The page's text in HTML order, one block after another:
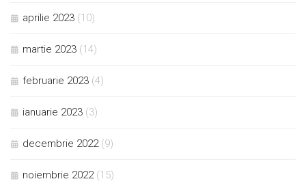
aprilie 2023 (10)
martie 2023 (14)
februarie 2023 (4)
ianuarie 2023 (3)
decembrie 2022 (9)
noiembrie 2022 (15)